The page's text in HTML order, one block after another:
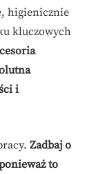
higienicznie
kluczowych
i
Zadbaj o
to